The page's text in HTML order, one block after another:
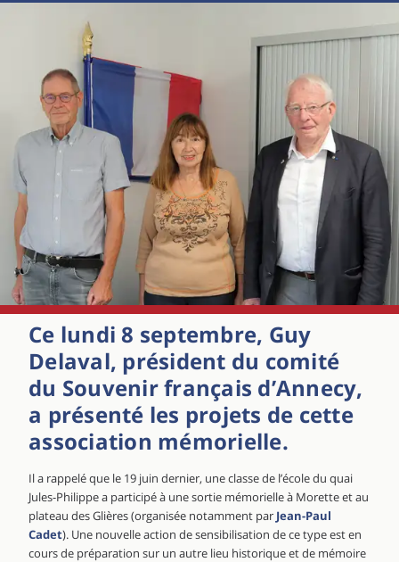
Ce lundi 8 septembre, Guy
Delaval, président du comité
du Souvenir français d’Annecy,
a présenté les projets de cette
association mémorielle.
Il a rappelé que le 19 juin dernier, une classe de l’école du quai
Jules-Philippe a participé à une sortie mémorielle à Morette et au
plateau des Glières (organisée notamment par Jean-Paul
Cadet). Une nouvelle action de sensibilisation de ce type est en
cours de préparation sur un autre lieu historique et de mémoire